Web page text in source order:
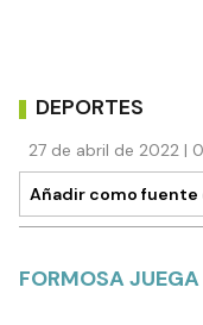
DEPORTES
27 de abril de 2022 |
Añadir como fuente
FORMOSA